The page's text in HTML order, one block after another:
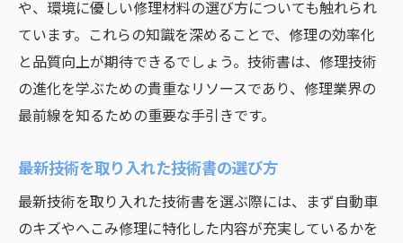
や、環境に優しい修理材料の選び方についても触れられ
ています。これらの知識を深めることで、修理の効率化
と品質向上が期待できるでしょう。技術書は、修理技術
の進化を学ぶための貴重なリソースであり、修理業界の
最前線を知るための重要な手引きです。
最新技術を取り入れた技術書の選び方
最新技術を取り入れた技術書を選ぶ際には、まず自動車
のキズやへこみ修理に特化した内容が充実しているかを